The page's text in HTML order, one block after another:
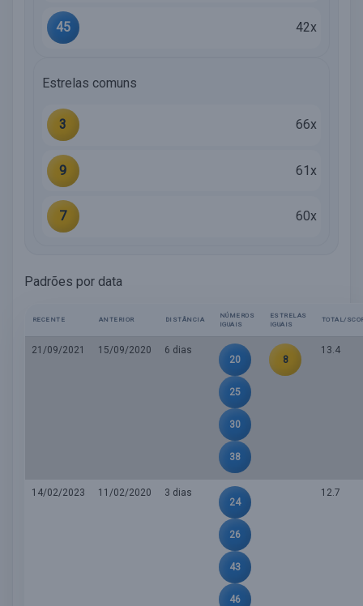
45 42x
Estrelas comuns
3 66x
9 61x
7 60x
Padrões por data
RECENTE ANTERIOR DISTÂNCIA
NÚMEROS
IGUAIS
ESTRELAS
IGUAIS
TOTAL/
21/09/2021 15/09/2020
6 dias
20
25
30
38
8
13.4
14/02/2023 11/02/2020
3 dias
24
26
43
46
12.7